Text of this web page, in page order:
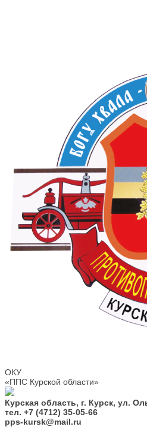
ОКУ
«ППС Курской области»
Курская область, г. Курск, ул.
тел. +7 (4712) 35-05-66
pps-kursk@mail.ru